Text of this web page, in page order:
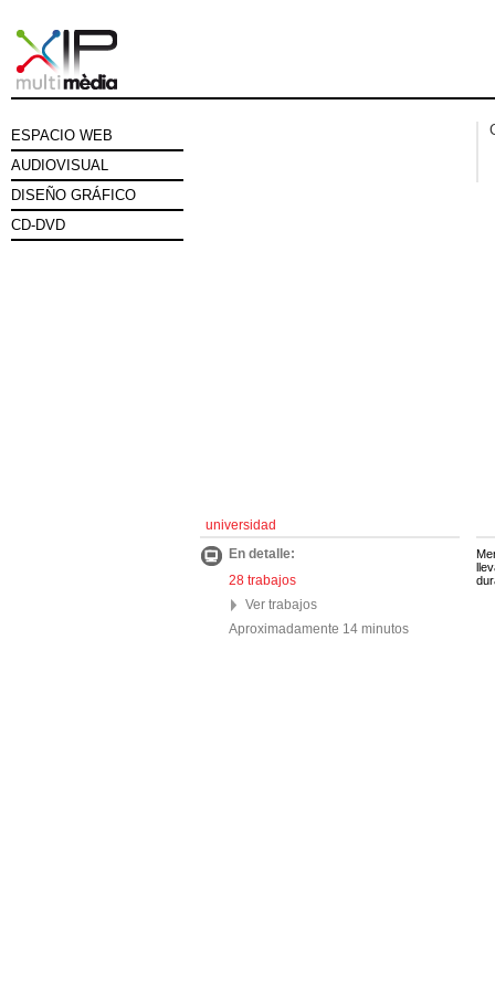
ESPACIO WEB
AUDIOVISUAL
DISEÑO GRÁFICO
CD-DVD
universidad
En detalle:
28 trabajos
Ver trabajos
Aproximadamente 14 minutos